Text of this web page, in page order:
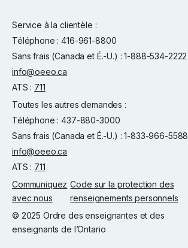
Service à la clientèle :
Téléphone : 416-961-8800
Sans frais (Canada et É.-U.) : 1-888-534-2222
info@oeeo.ca
ATS : 711
Toutes les autres demandes :
Téléphone : 437-880-3000
Sans frais (Canada et É.-U.) : 1-833-966-5588
info@oeeo.ca
ATS : 711
Communiquez
avec nous
Code sur la protection des
renseignements personnels
© 2025 Ordre des enseignantes et des
enseignants de l’Ontario